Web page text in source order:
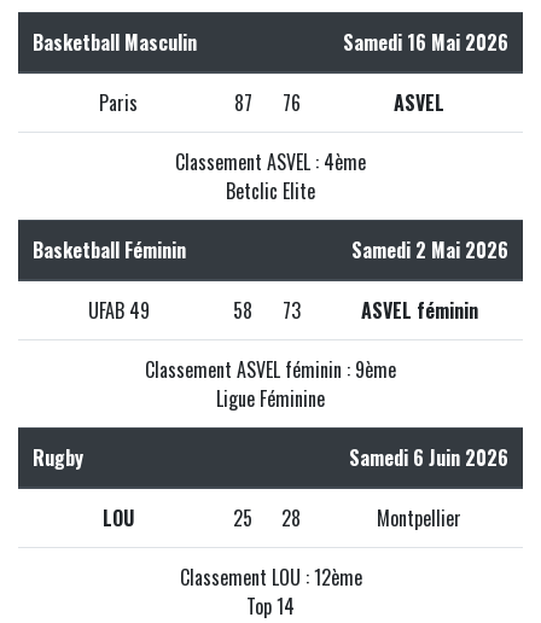
Basketball Masculin Samedi 16 Mai 2026
Paris 87 76 ASVEL
Classement ASVEL : 4ème
Betclic Elite
Basketball Féminin Samedi 2 Mai 2026
UFAB 49 58 73 ASVEL féminin
Classement ASVEL féminin : 9ème
Ligue Féminine
Rugby Samedi 6 Juin 2026
LOU 25 28 Montpellier
Classement LOU : 12ème
Top 14